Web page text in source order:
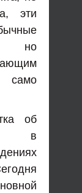
эти
но
само
об
в